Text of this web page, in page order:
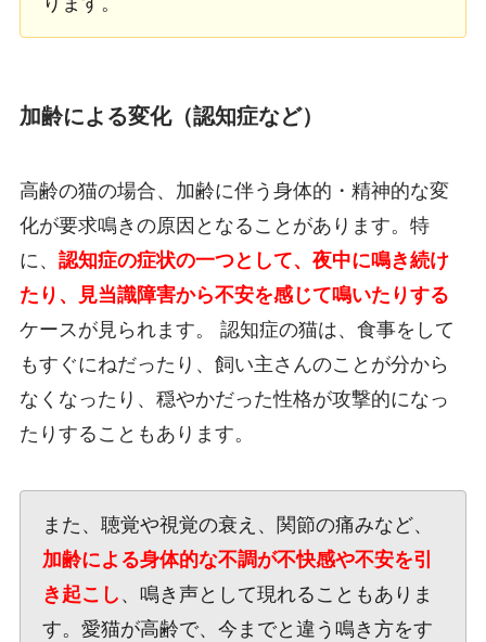
加齢による変化（認知症など）
高齢の猫の場合、加齢に伴う身体的・精神的な変
化が要求鳴きの原因となることがあります。特
に、 認知症の症状の一つとして、夜中に鳴き続け
たり、見当識障害から不安を感じて鳴いたりする
ケースが見られます。 認知症の猫は、食事をして
もすぐにねだったり、飼い主さんのことが分から
なくなったり、穏やかだった性格が攻撃的になっ
たりすることもあります。
また、聴覚や視覚の衰え、関節の痛みなど、
加齢による身体的な不調が不快感や不安を引
き起こし 、鳴き声として現れることもありま
す。愛猫が高齢で、今までと違う鳴き方をす